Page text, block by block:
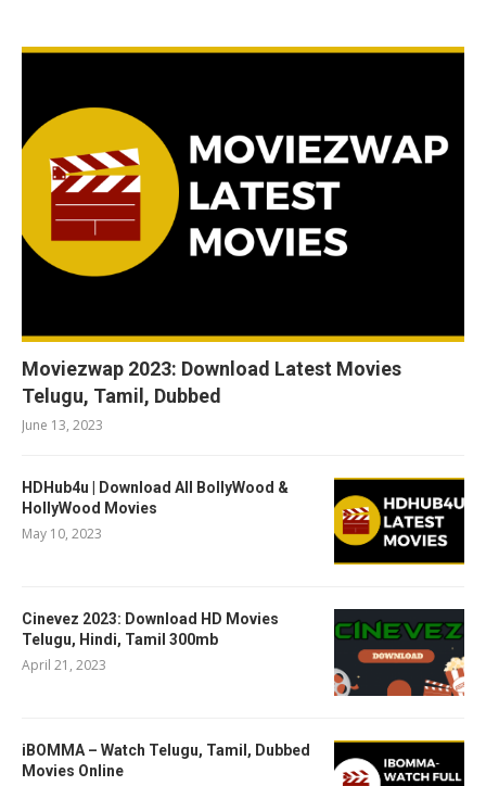
Moviezwap 2023: Download Latest Movies
Telugu, Tamil, Dubbed
June 13, 2023
HDHub4u | Download All BollyWood &
HollyWood Movies
May 10, 2023
Cinevez 2023: Download HD Movies
Telugu, Hindi, Tamil 300mb
April 21, 2023
iBOMMA – Watch Telugu, Tamil, Dubbed
Movies Online